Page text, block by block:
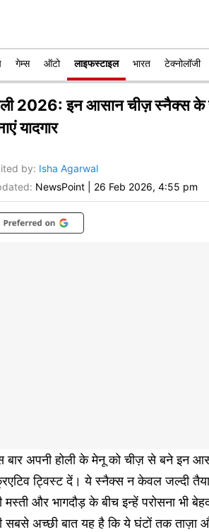
गेम्स ऑटो लाइफस्टाइल भारत टेक्नोलॉजी
2026: इन आसान चीज़ स्नैक्स के
यादगार
by: Isha Agarwal
NewsPoint 26 Feb 2026, 4:55 pm
बार अपनी होली के मेनू को चीज़ से बने इन
ट्विस्ट दें। ये स्नैक्स न केवल जल्दी
मस्ती और भागदौड़ के बीच इन्हें परोसना भी
सबसे अच्छी बात यह है कि ये घंटों तक ताज़ा